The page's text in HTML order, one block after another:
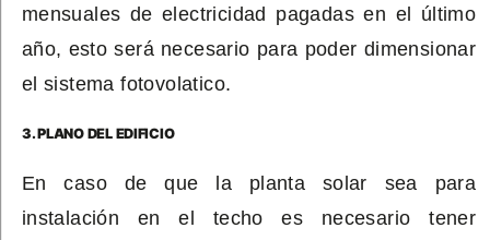
mensuales de electricidad pagadas en el último
año, esto será necesario para poder dimensionar
el sistema fotovolatico.
3. PLANO DEL EDIFICIO
En caso de que la planta solar sea para
instalación en el techo es necesario tener